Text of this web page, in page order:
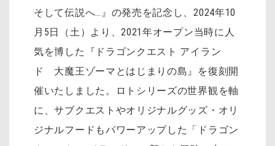
そして伝説へ…』の発売を記念し、2024年10
月5日（土）より、2021年オープン当時に人
気を博した『ドラゴンクエスト アイラン
ド 大魔王ゾーマとはじまりの島』を復刻開
催いたしました。ロトシリーズの世界観を軸
に、サブクエストやオリジナルグッズ・オリ
ジナルフードもパワーアップした「ドラゴン